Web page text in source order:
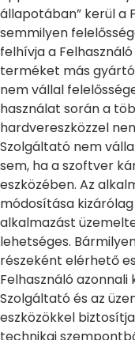
állapotában” kerül a
semmilyen
felhívja a
terméket más
nem vállal
használat során a
hardvereszközzel
Szolgáltató nem
sem, ha a szoftver
eszközében. Az
módosítása
alkalmazást
lehetséges.
részeként elérhető
Felhasználó azonnali
Szolgáltató és az
eszközökkel